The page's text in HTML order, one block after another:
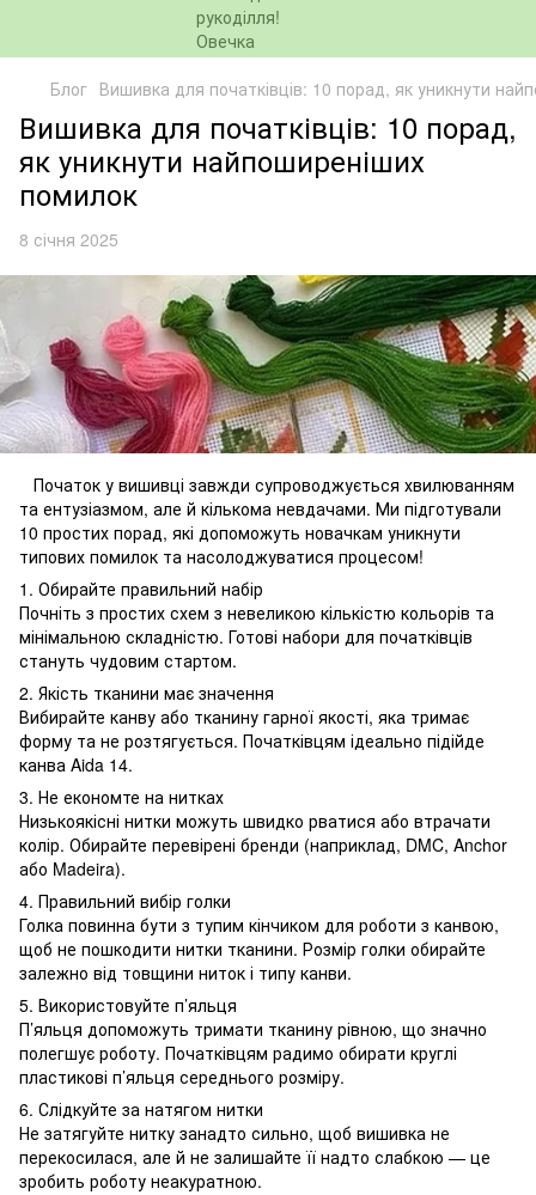
Блог Вишивка для початківців: 10 порад, як уникнути
Вишивка для початківців: 10 порад,
як уникнути найпоширеніших
помилок
8 січня 2025
Початок у вишивці завжди супроводжується хвилюванням
та ентузіазмом, але й кількома невдачами. Ми підготували
10 простих порад, які допоможуть новачкам уникнути
типових помилок та насолоджуватися процесом!
1. Обирайте правильний набір
Почніть з простих схем з невеликою кількістю кольорів та
мінімальною складністю. Готові набори для початківців
стануть чудовим стартом.
2. Якість тканини має значення
Вибирайте канву або тканину гарної якості, яка тримає
форму та не розтягується. Початківцям ідеально підійде
канва Aida 14.
3. Не економте на нитках
Низькоякісні нитки можуть швидко рватися або втрачати
колір. Обирайте перевірені бренди (наприклад, DMC, Anchor
або Madeira).
4. Правильний вибір голки
Голка повинна бути з тупим кінчиком для роботи з канвою,
щоб не пошкодити нитки тканини. Розмір голки обирайте
залежно від товщини ниток і типу канви.
5. Використовуйте п’яльця
П’яльця допоможуть тримати тканину рівною, що значно
полегшує роботу. Початківцям радимо обирати круглі
пластикові п’яльця середнього розміру.
6. Слідкуйте за натягом нитки
Не затягуйте нитку занадто сильно, щоб вишивка не
перекосилася, але й не залишайте її надто слабкою — це
зробить роботу неакуратною.